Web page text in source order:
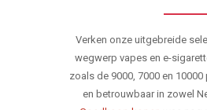
Verken onze uitgebreide
wegwerp vapes en e-
zoals de 9000, 7000 en
en betrouwbaar in zowel